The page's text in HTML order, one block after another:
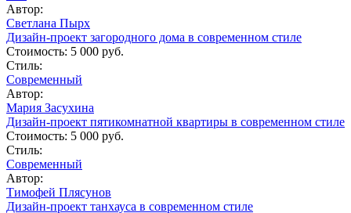
Автор:
Светлана Пырх
Дизайн-проект загородного дома в современном стиле
Стоимость: 5 000 руб.
Стиль:
Современный
Автор:
Мария Засухина
Дизайн-проект пятикомнатной квартиры в современном стиле
Стоимость: 5 000 руб.
Стиль:
Современный
Автор:
Тимофей Плясунов
Дизайн-проект танхауса в современном стиле